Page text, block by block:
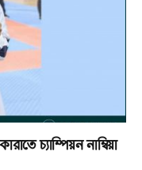
চ্যাম্পিয়ন নাম্বিয়া